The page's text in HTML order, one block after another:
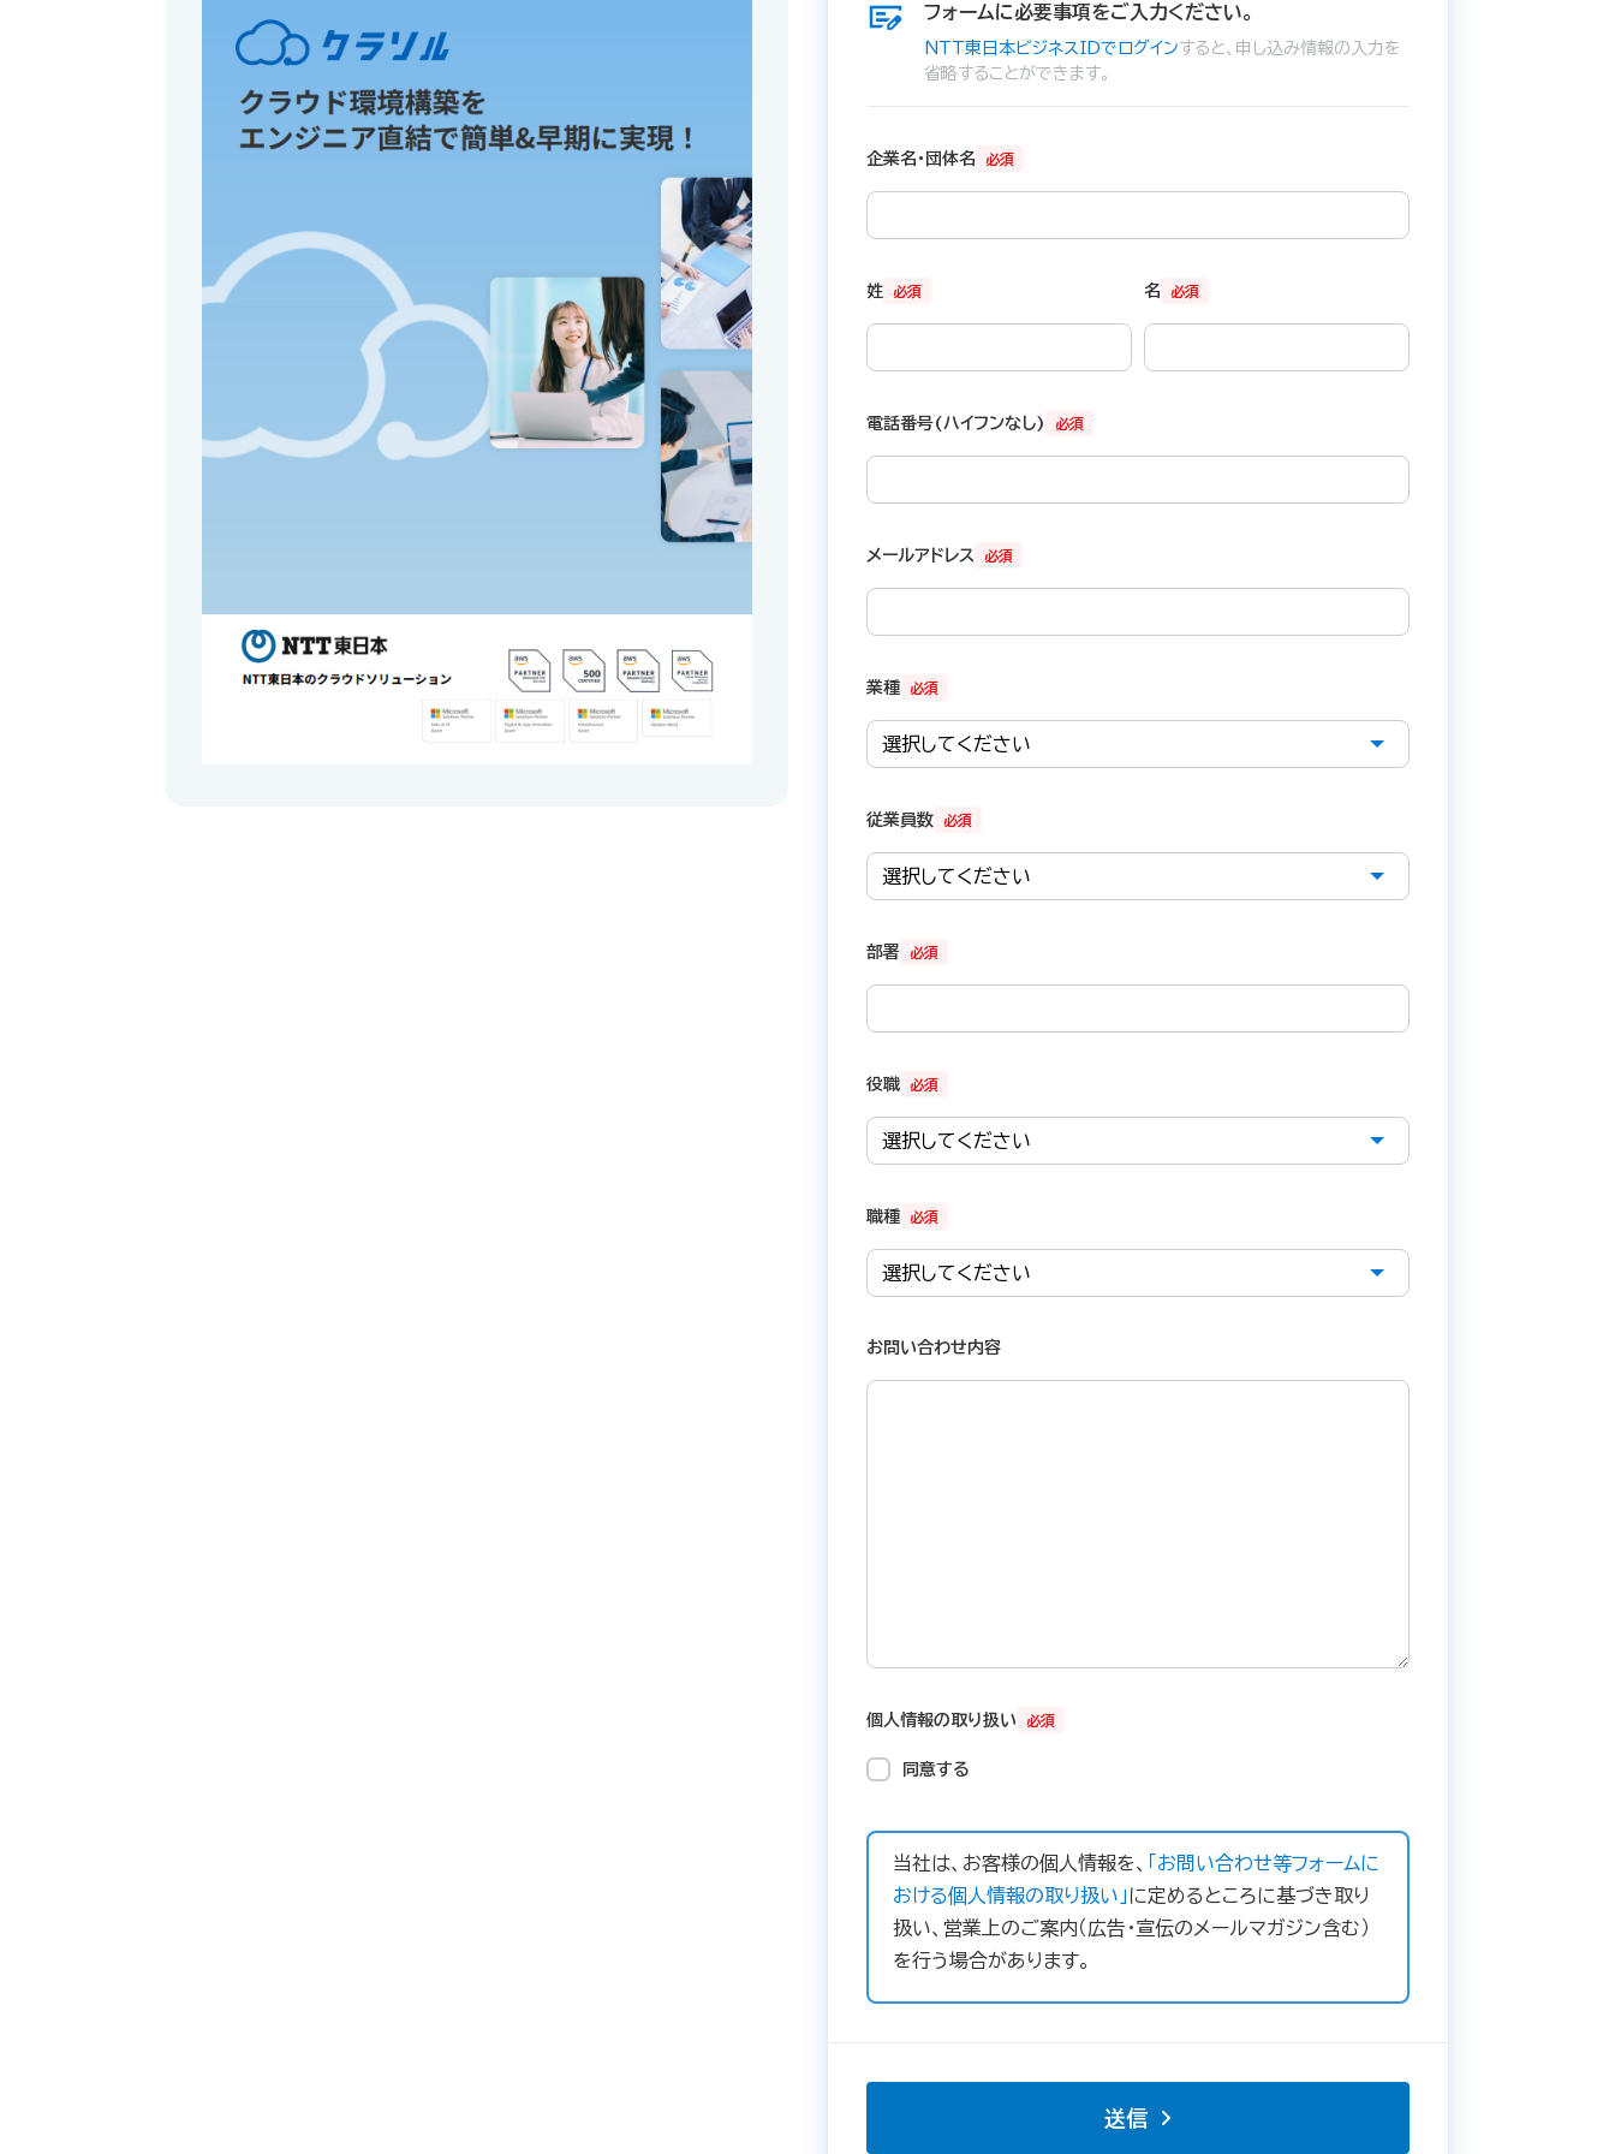
フォームに必要事項をご入力ください。
NTT東日本ビジネスIDでログインすると、申し込み情報の入力を
省略することができます。
必須
企業名・団体名
必須
姓 必須
名
必須
電話番号(ハイフンなし)
必須
メールアドレス
必須
業種
必須
従業員数
必須
部署
必須
役職
必須
職種
お問い合わせ内容
必須
個人情報の取り扱い
同意する
当社は、お客様の個人情報を、
「お問い合わせ等フォームに
おける個人情報の取り扱い」に定めるところに基づき取り
扱い、営業上のご案内（広告・宣伝のメールマガジン含む）
を行う場合があります。
送信